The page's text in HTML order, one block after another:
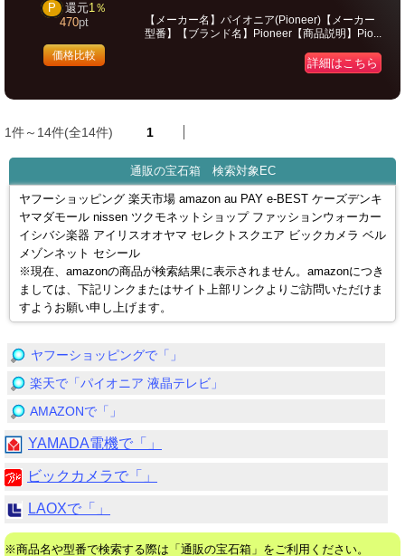
P 還元1％
470pt
価格比較
【メーカー名】パイオニア(Pioneer)【メーカー
型番】【ブランド名】Pioneer【商品説明】Pio...
詳細はこちら
1件～14件(全14件) 1
通販の宝石箱 検索対象EC
ヤフーショッピング 楽天市場 amazon au PAY e-BEST ケーズデンキ
ヤマダモール nissen ツクモネットショップ ファッションウォーカー
イシバシ楽器 アイリスオオヤマ セレクトスクエア ビックカメラ ベル
メゾンネット セシール
※現在、amazonの商品が検索結果に表示されません。amazonにつき
ましては、下記リンクまたはサイト上部リンクよりご訪問いただけま
すようお願い申し上げます。
ヤフーショッピングで「」
楽天で「パイオニア 液晶テレビ」
AMAZONで「」
YAMADA電機で「」
ビックカメラで「」
LAOXで「」
※商品名や型番で検索する際は「通販の宝石箱」をご利用ください。